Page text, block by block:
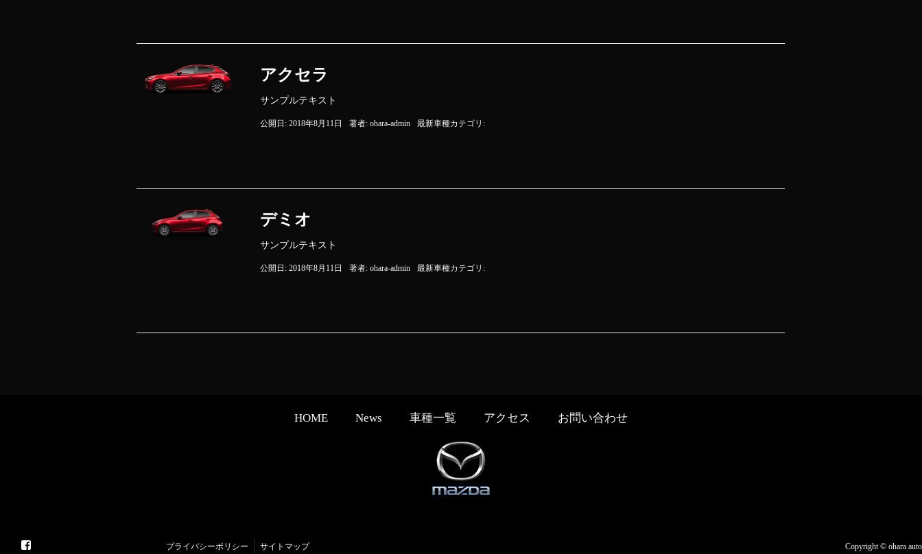
アクセラ
サンプルテキスト
公開日: 2018年8月11日 著者:ohara-admin 最新車種カテゴリ:
デミオ
サンプルテキスト
公開日: 2018年8月11日 著者:ohara-admin 最新車種カテゴリ:
HOME News 車種一覧 アクセス お問い合わせ
プライバシーポリシー サイトマップ Copyright ©️ ohara auto